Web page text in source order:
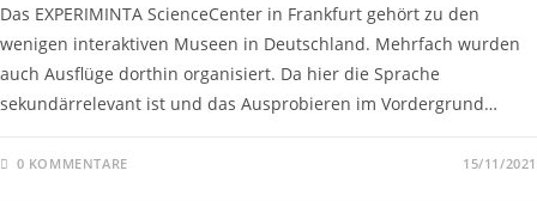
Das EXPERIMINTA ScienceCenter in Frankfurt gehört zu den
wenigen interaktiven Museen in Deutschland. Mehrfach wurden
auch Ausflüge dorthin organisiert. Da hier die Sprache
sekundärrelevant ist und das Ausprobieren im Vordergrund…
0 KOMMENTARE 15/11/2021